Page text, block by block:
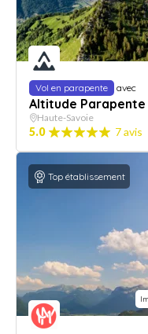
Vol en parapente avec
Altitude Parapente
Haute-Savoie
5.0 7 avis
Top établissement